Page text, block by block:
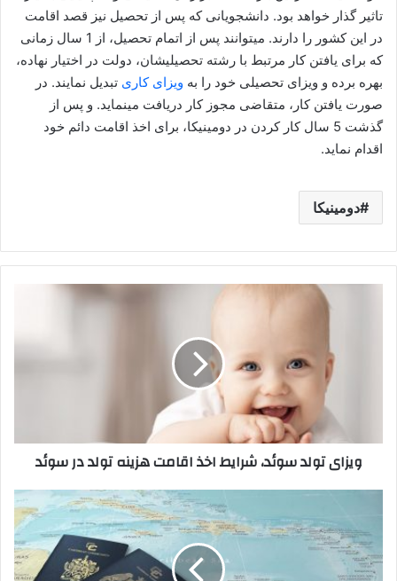
تاثیر گذار خواهد بود. دانشجویانی که پس از تحصیل نیز قصد اقامت
در این کشور را دارند. میتوانند پس از اتمام تحصیل، از 1 سال زمانی
که برای یافتن کار مرتبط با رشته تحصیلیشان، دولت در اختیار نهاده،
بهره برده و ویزای تحصیلی خود را به ویزای کاری تبدیل نمایند. در
صورت یافتن کار، متقاضی مجوز کار دریافت مینماید. و پس از
گذشت 5 سال کار کردن در دومینیکا، برای اخذ اقامت دائم خود
اقدام نماید.
دومینیکا
در
سوئدویزای تولد سوئد، شرایط اخذ اقامت هزینه تولد در سوئد
دومینیکا
با
سرمایه